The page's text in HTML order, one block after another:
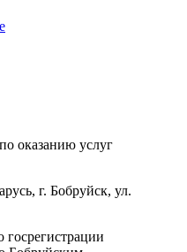
оказанию услуг
г. Бобруйск, ул.